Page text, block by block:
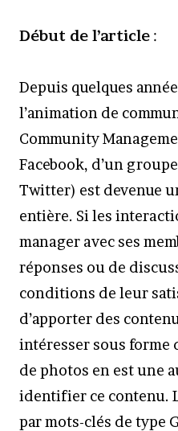
Début de l’article :
Depuis quelques
l’animation de
Community
Facebook, d’un
Twitter) est devenue
entière. Si les
manager avec ses
réponses ou de
conditions de leur
d’apporter des
intéresser sous forme
de photos en est une
identifier ce contenu.
par mots-clés de type